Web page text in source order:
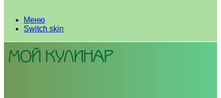
Меню
Switch skin